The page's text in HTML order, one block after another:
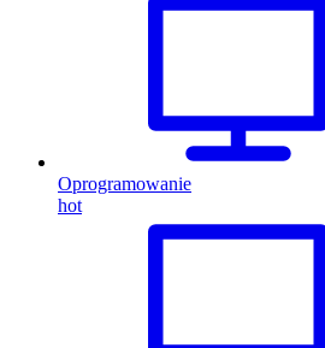
Oprogramowanie
hot